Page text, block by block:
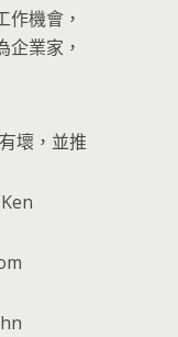
作機會，
企業家，
壞，並推